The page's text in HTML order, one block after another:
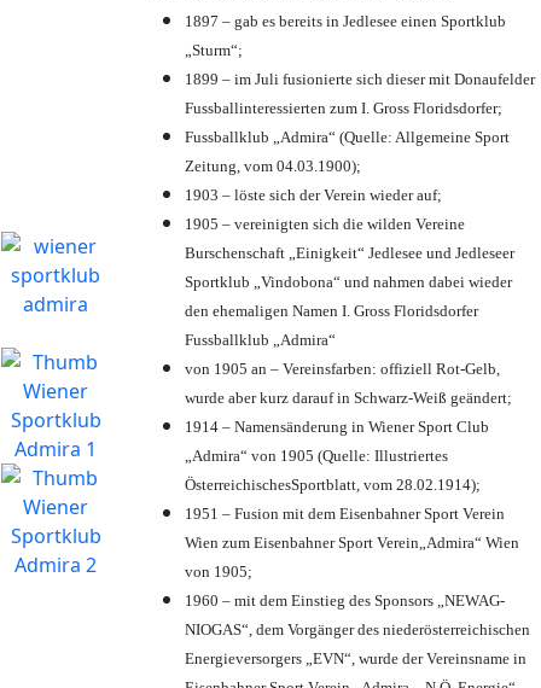
1897 – gab es bereits in Jedlesee einen Sportklub
„Sturm“;
1899 – im Juli fusionierte sich dieser mit Donaufelder
Fussballinteressierten zum I. Gross Floridsdorfer;
Fussballklub „Admira“ (Quelle: Allgemeine Sport
Zeitung, vom 04.03.1900);
1903 – löste sich der Verein wieder auf;
1905 – vereinigten sich die wilden Vereine
Burschenschaft „Einigkeit“ Jedlesee und Jedleseer
Sportklub „Vindobona“ und nahmen dabei wieder
den ehemaligen Namen I. Gross Floridsdorfer
Fussballklub „Admira“
von 1905 an – Vereinsfarben: offiziell Rot-Gelb,
wurde aber kurz darauf in Schwarz-Weiß geändert;
1914 – Namensänderung in Wiener Sport Club
„Admira“ von 1905 (Quelle: Illustriertes
ÖsterreichischesSportblatt, vom 28.02.1914);
1951 – Fusion mit dem Eisenbahner Sport Verein
Wien zum Eisenbahner Sport Verein„Admira“ Wien
von 1905;
1960 – mit dem Einstieg des Sponsors „NEWAG-
NIOGAS“, dem Vorgänger des niederösterreichischen
Energieversorgers „EVN“, wurde der Vereinsname in